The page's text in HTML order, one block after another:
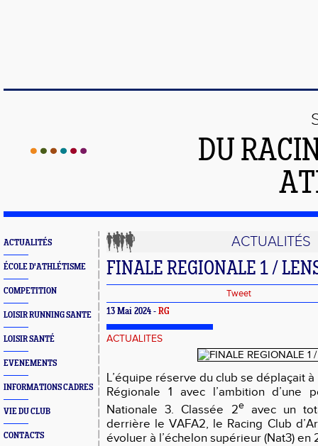
DU
ACTUALITÉS
ÉCOLE D'ATHLÉTISME
COMPETITION
LOISIR RUNNING SANTE
LOISIR SANTÉ
EVENEMENTS
INFORMATIONS CADRES
VIE DU CLUB
CONTACTS
ACTUALITÉS
FINALE REGIONALE 1 /
Tweet
13 Mai 2024 - RG
ACTUALITES
L’équipe réserve du club se déplaçait
Régionale 1 avec l’ambition d’une
Nationale 3. Classée 2eavec un
derrière le VAFA2, le Racing Club
évoluer à l’échelon supérieur (Nat3) en